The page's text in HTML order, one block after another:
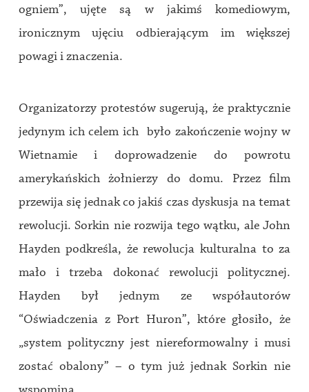
ogniem”, ujęte są w jakimś komediowym,
ironicznym ujęciu odbierającym im większej
powagi i znaczenia.
Organizatorzy protestów sugerują, że praktycznie
jedynym ich celem ich było zakończenie wojny w
Wietnamie i doprowadzenie do powrotu
amerykańskich żołnierzy do domu. Przez film
przewija się jednak co jakiś czas dyskusja na temat
rewolucji. Sorkin nie rozwija tego wątku, ale John
Hayden podkreśla, że rewolucja kulturalna to za
mało i trzeba dokonać rewolucji politycznej.
Hayden był jednym ze współautorów
“Oświadczenia z Port Huron”, które głosiło, że
„system polityczny jest niereformowalny i musi
zostać obalony” – o tym już jednak Sorkin nie